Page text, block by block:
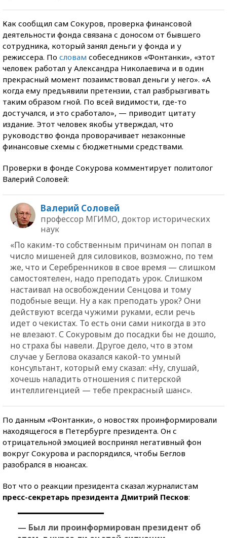
Как сообщил сам Сокуров, проверка финансовой
деятельности фонда связана с доносом от бывшего
сотрудника, который занял деньги у фонда и у
режиссера. По словам собеседников «Фонтанки», «этот
человек работал у Александра Николаевича и в один
прекрасный момент позаимствовал деньги у него». «А
когда ему предъявили претензии, стал разбрызгивать
таким образом гной. По всей видимости, где-то
достучался, и это сработало», — приводит цитату
издание. Этот человек якобы утверждал, что
руководство фонда проворачивает незаконные
финансовые схемы с бюджетными средствами.
Проверки в фонде Сокурова комментирует политолог
Валерий Соловей:
Валерий Соловей
профессор МГИМО, доктор исторических
наук
«По каким-то собственным причинам он попал в
число мишеней для силовиков, возможно, по тем
же, что и Серебренников в свое время — слишком
самостоятелен, надо преподать урок. Слишком
настаивал на освобождении Сенцова и тому
подобные вещи. Ну а как преподать урок? Они
действуют всегда чужими руками, если речь
идет о чекистах. То есть они сами никогда в это
не влезают. С Сокуровым до посадки бы не дошло,
но страха бы навели. Другое дело, что в этом
случае у Беглова оказался какой-то умный
консультант, который ему сказал: «Ну, слушай,
хочешь наладить отношения с питерской
интеллигенцией — тебе прекрасный шанс».
По данным «Фонтанки», о новостях проинформировали
находящегося в Петербурге президента. Он с
отрицательной эмоцией воспринял негативный фон
вокруг Сокурова и распорядился, чтобы Беглов
разобрался в нюансах.
Вот что о реакции президента сказал журналистам
пресс-секретарь президента Дмитрий Песков:
— Был ли проинформирован президент об